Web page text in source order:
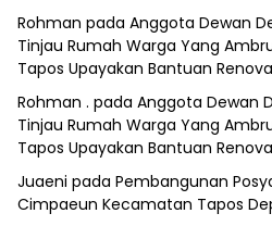
Rohman pada Anggota Dewan
Tinjau Rumah Warga Yang
Tapos Upayakan Bantuan
Rohman . pada Anggota Dewan
Tinjau Rumah Warga Yang
Tapos Upayakan Bantuan
Juaeni pada Pembangunan
Cimpaeun Kecamatan Tapos